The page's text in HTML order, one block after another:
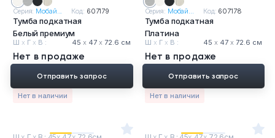
Серия: Мобай... Код: 607179
Тумба подкатная
Белый премиум
Ш х Г х В : 45 х47 х72.6 см
Нет в продаже
Нет в наличии
Отправить запрос
Серия: Мобай... Код: 607178
Тумба подкатная
Платина
Ш х Г х В : 45 х 47 х 72.6 см
Нет в продаже
Нет в наличии
Отправить запрос